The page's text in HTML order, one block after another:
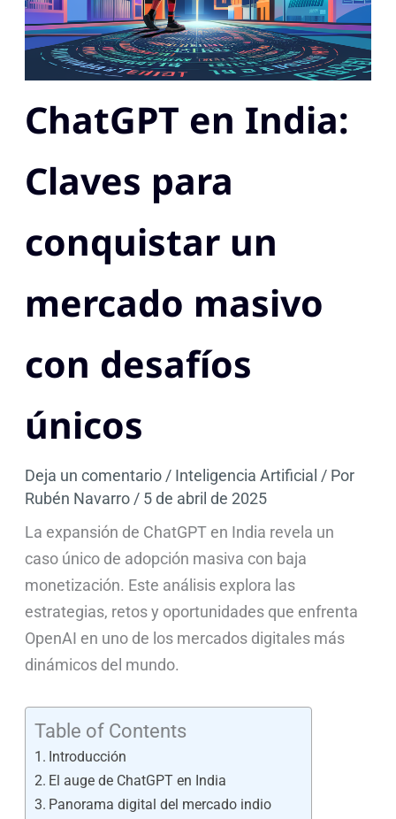
ChatGPT en India:
Claves para
conquistar un
mercado masivo
con desafíos
únicos
Deja un comentario/ Inteligencia Artificial / Por
Rubén Navarro/ 5 de abril de 2025
La expansión de ChatGPT en India revela un
caso único de adopción masiva con baja
monetización. Este análisis explora las
estrategias, retos y oportunidades que enfrenta
OpenAI en uno de los mercados digitales más
dinámicos del mundo.
Table of Contents
Introducción
El auge de ChatGPT en India
Panorama digital del mercado indio